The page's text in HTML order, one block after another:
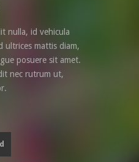
nulla, id vehicula
ultrices mattis diam,
posuere sit amet.
nec rutrum ut,